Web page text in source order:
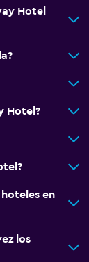
Hotel
Hotel?
en
los